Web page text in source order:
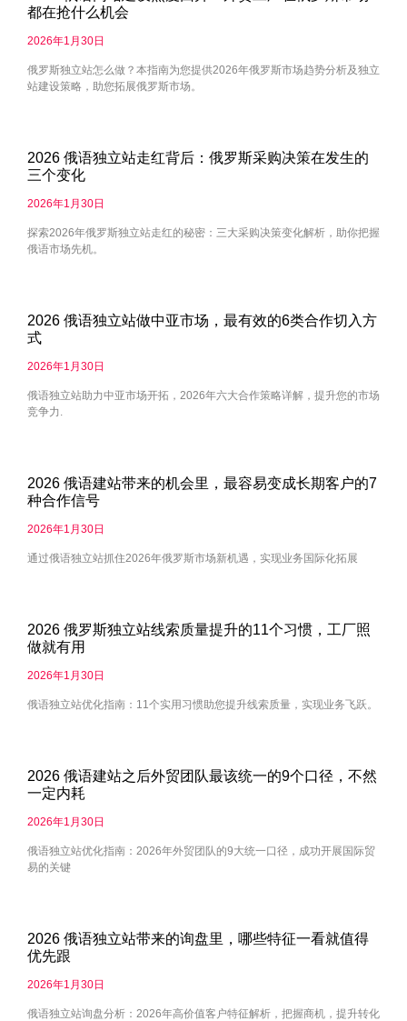
都在抢什么机会
2026年1月30日
俄罗斯独立站怎么做？本指南为您提供2026年俄罗斯市场趋势分析及独立
站建设策略，助您拓展俄罗斯市场。
2026 俄语独立站走红背后：俄罗斯采购决策在发生的
三个变化
2026年1月30日
探索2026年俄罗斯独立站走红的秘密：三大采购决策变化解析，助你把握
俄语市场先机。
2026 俄语独立站做中亚市场，最有效的6类合作切入方
式
2026年1月30日
俄语独立站助力中亚市场开拓，2026年六大合作策略详解，提升您的市场
竞争力.
2026 俄语建站带来的机会里，最容易变成长期客户的7
种合作信号
2026年1月30日
通过俄语独立站抓住2026年俄罗斯市场新机遇，实现业务国际化拓展
2026 俄罗斯独立站线索质量提升的11个习惯，工厂照
做就有用
2026年1月30日
俄语独立站优化指南：11个实用习惯助您提升线索质量，实现业务飞跃。
2026 俄语建站之后外贸团队最该统一的9个口径，不然
一定内耗
2026年1月30日
俄语独立站优化指南：2026年外贸团队的9大统一口径，成功开展国际贸
易的关键
2026 俄语独立站带来的询盘里，哪些特征一看就值得
优先跟
2026年1月30日
俄语独立站询盘分析：2026年高价值客户特征解析，把握商机，提升转化